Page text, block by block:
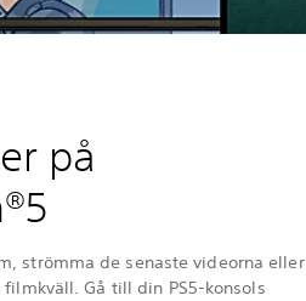
på
strömma de senaste videorna eller
Gå till din PS5-konsols